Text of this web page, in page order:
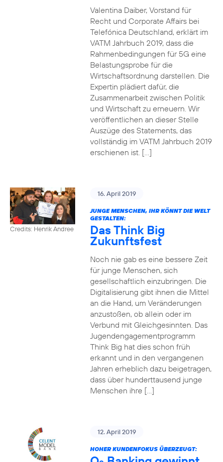
Valentina Daiber, Vorstand für
Recht und Corporate Affairs bei
Telefónica Deutschland, erklärt im
VATM Jahrbuch 2019, dass die
Rahmenbedingungen für 5G eine
Belastungsprobe für die
Wirtschaftsordnung darstellen. Die
Expertin plädiert dafür, die
Zusammenarbeit zwischen Politik
und Wirtschaft zu erneuern. Wir
veröffentlichen an dieser Stelle
Auszüge des Statements, das
vollständig im VATM Jahrbuch 2019
erschienen ist. […]
Credits: Henrik Andree
16. April 2019
JUNGE MENSCHEN, IHR KÖNNT DIE WELT
GESTALTEN:
Das Think Big
Zukunftsfest
Noch nie gab es eine bessere Zeit
für junge Menschen, sich
gesellschaftlich einzubringen. Die
Digitalisierung gibt ihnen die Mittel
an die Hand, um Veränderungen
anzustoßen, ob allein oder im
Verbund mit Gleichgesinnten. Das
Jugendengagementprogramm
Think Big hat dies schon früh
erkannt und in den vergangenen
Jahren erheblich dazu beigetragen,
dass über hunderttausend junge
Menschen ihre […]
12. April 2019
HOHER KUNDENFOKUS ÜBERZEUGT: